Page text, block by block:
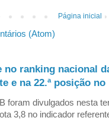
Página inicial
(Atom)
no ranking nacional
e na 22.ª posição
foram divulgados nesta
3,8 no indicador